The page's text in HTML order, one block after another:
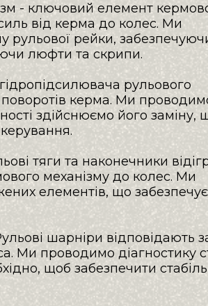
- ключовий елемент
від керма до колес. Ми
рульової рейки,
люфти та скрипи.
рульового
поворотів керма. Ми
здійснюємо його заміну,
тяги та наконечники
механізму до колес. Ми
елементів, що
шарніри відповідають
Ми проводимо діагностику
щоб забезпечити